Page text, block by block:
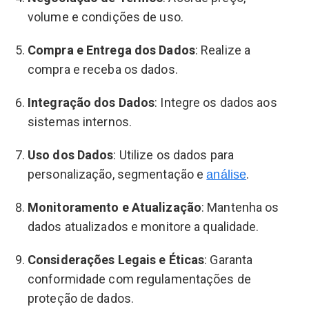
volume e condições de uso.
Compra e Entrega dos Dados: Realize a
compra e receba os dados.
Integração dos Dados: Integre os dados aos
sistemas internos.
Uso dos Dados: Utilize os dados para
personalização, segmentação eanálise.
Monitoramento e Atualização: Mantenha os
dados atualizados e monitore a qualidade.
Considerações Legais e Éticas: Garanta
conformidade com regulamentações de
proteção de dados.